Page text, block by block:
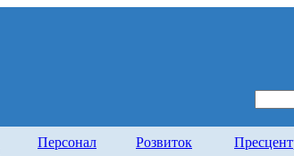
Персонал Розвиток